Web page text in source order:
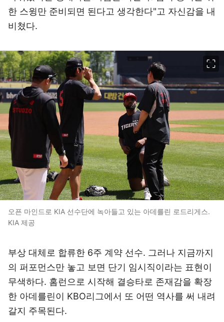
한 스윙만 준비되면 된다고 생각한다"고 자신감을 내
비쳤다.
오픈 마인드로 KIA 선수단에 녹아들고 있는 아데를린 로드리게스.
KIA 제공
부상 대체로 합류한 6주 계약 선수. 그러나 지금까지
의 퍼포먼스만 놓고 보면 단기 임시직이라는 표현이
무색하다. 홈런으로 시작해 결승타로 존재감을 확장
한 아데를린이 KBO리그에서 또 어떤 역사를 써 내려
갈지 주목된다.